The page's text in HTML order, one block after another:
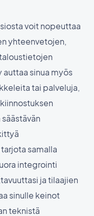
voit nopeuttaa
yhteenvetojen,
sinua myös
tai palveluja,
samalla
integrointi
ja tilaajien
sinulle keinot
teknistä